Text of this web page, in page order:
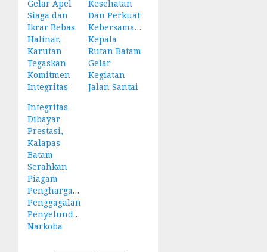
Gelar Apel
Siaga dan
Ikrar Bebas
Halinar,
Karutan
Tegaskan
Komitmen
Integritas
Kesehatan
Dan Perkuat
Kebersamaan,
Kepala
Rutan Batam
Gelar
Kegiatan
Jalan Santai
Integritas
Dibayar
Prestasi,
Kalapas
Batam
Serahkan
Piagam
Penghargaan
Penggagalan
Penyelundupan
Narkoba